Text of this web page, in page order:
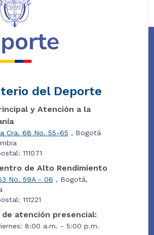
del Deporte
y Atención a la
Cra. 68 No. 55-65 , Bogotá
111071
de Alto Rendimiento
No. 59A - 06 , Bogotá,
111221
de atención presencial:
8:00 a.m. - 5:00 p.m.